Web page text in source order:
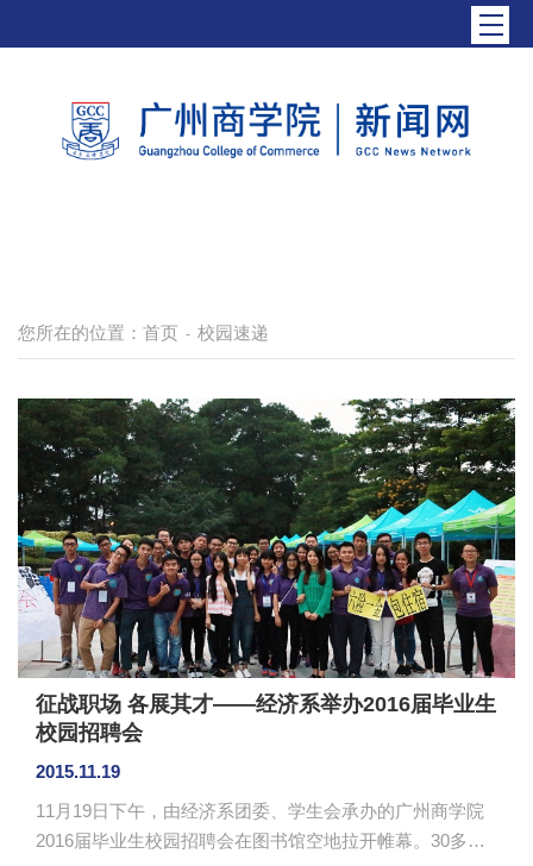
您所在的位置： 首页 - 校园速递
征战职场 各展其才——经济系举办2016届毕业生
校园招聘会
2015.11.19
11月19日下午，由经济系团委、学生会承办的广州商学院
2016届毕业生校园招聘会在图书馆空地拉开帷幕。30多家